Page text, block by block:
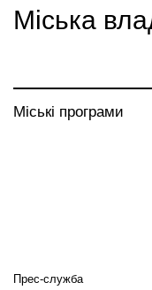
Міська
Міські програми
Прес-служба